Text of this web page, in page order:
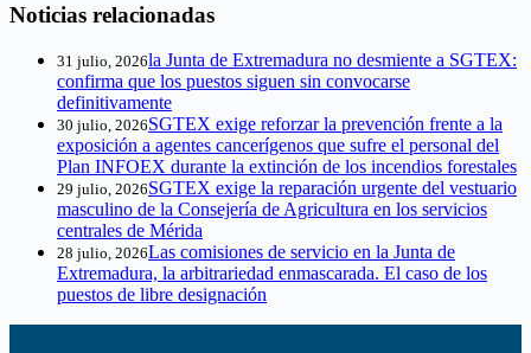
Noticias relacionadas
31 julio, 2026la Junta de Extremadura no desmiente a SGTEX:
confirma que los puestos siguen sin convocarse
definitivamente
30 julio, 2026SGTEX exige reforzar la prevención frente a la
exposición a agentes cancerígenos que sufre el personal del
Plan INFOEX durante la extinción de los incendios forestales
29 julio, 2026SGTEX exige la reparación urgente del vestuario
masculino de la Consejería de Agricultura en los servicios
centrales de Mérida
28 julio, 2026Las comisiones de servicio en la Junta de
Extremadura, la arbitrariedad enmascarada. El caso de los
puestos de libre designación